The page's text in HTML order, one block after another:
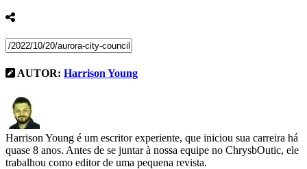
AUTOR: Harrison Young
Harrison Young é um escritor experiente, que iniciou sua carreira há
quase 8 anos. Antes de se juntar à nossa equipe no ChrysbOutic, ele
trabalhou como editor de uma pequena revista.